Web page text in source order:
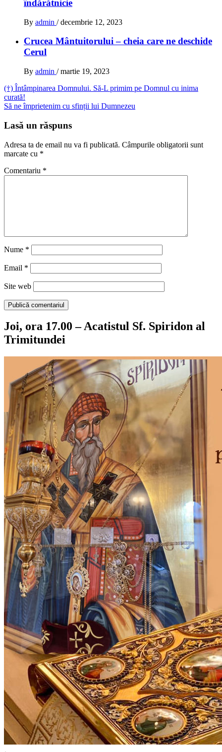
îndărătnicie
By admin / decembrie 12, 2023
Crucea Mântuitorului – cheia care ne deschide
Cerul
By admin / martie 19, 2023
Navigare
în
(†) Întâmpinarea Domnului. Să-L primim pe Domnul cu inima
curată!
Să ne împrietenim cu sfinții lui Dumnezeu
Lasă un răspuns
Adresa ta de email nu va fi publicată. Câmpurile obligatorii sunt
marcate cu *
Comentariu *
Nume *
Email *
Site web
Joi, ora 17.00 – Acatistul Sf. Spiridon al
Trimitundei